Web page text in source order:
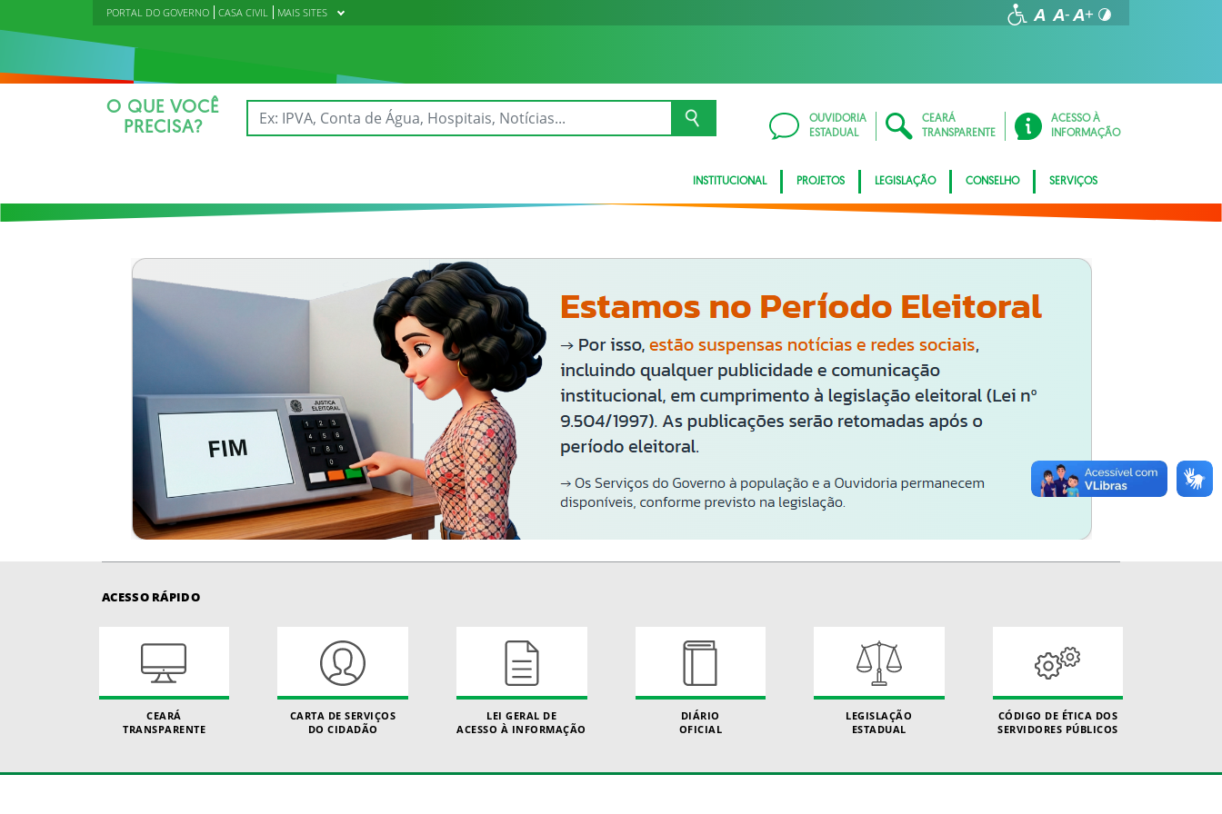
PORTAL DO GOVERNO CASA CIVIL MAIS SITES
O QUE VOCÊ
PRECISA?
OUVIDORIA
ESTADUAL
CEARÁ
TRANSPARENTE
ACESSO À
INFORMAÇÃO
INSTITUCIONAL PROJETOS LEGISLAÇÃO CONSELHO SERVIÇOS
ACESSO RÁPIDO
CEARÁ
TRANSPARENTE
CARTA DE SERVIÇOS
DO CIDADÃO
LEI GERAL DE
ACESSO À INFORMAÇÃO
DIÁRIO
OFICIAL
LEGISLAÇÃO
ESTADUAL
CÓDIGO DE ÉTICA DOS
SERVIDORES PÚBLICOS